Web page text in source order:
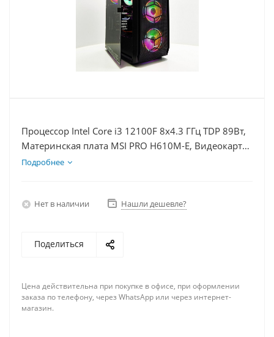
Процессор Intel Core i3 12100F 8x4.3 ГГц TDP 89Вт,
Материнская плата MSI PRO H610M-E, Видеокарта
GTX 1630 4Гб, Память DDR4 16Gb, Диски
Подробнее
Нет в наличии Нашли дешевле?
Поделиться
Цена действительна при покупке в офисе, при оформлении
заказа по телефону, через WhatsApp или через интернет-
магазин.